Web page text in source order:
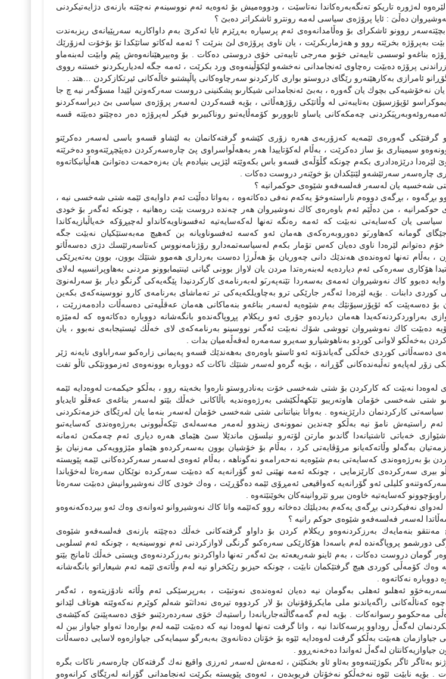
لەژورە تاریكو تەنگەبەرەكاندا نەتاسێت ، ودووەمیش بۆ ئەوەیە ئەم نووسینەم نەچێتە بازنەى دژایەتیكردنى
دەڵىَ : ئایا پرۆژەى سیاسی لەمە رونترو ئاشكراتر دەبێ ؟
روونو ئاشكراى بۆ وەڵامدانەوەى ئەم پرسیارە بەڕێزم ئایا ئەكرىَ بەم داواكاریە سەرپێیانەى ریزبەندت
بەپرۆژە بخرێتە روو و هەژماربكرێت ، یان ناوى پرۆژەى لێ بنرێت ؟ ئەمە لەكاتو ساتێكدا تۆ بۆخۆت لەزۆرێك
بناغەو ئوسسی تایبەتى خۆىو مەرجى تایبەتى خۆى دروستى دەكات . بۆ وەبیرهێنانەوەش پێم وابێت لەبنەماو
پرۆژە دەبێت رەچاوى ئەنجامدانى نەخشەو لێكۆڵینەوەى ورد بكرێت ، ئەمە جگە لەدیاریكردنو خستنە رووى
ئامرازى بەكارهێنەرو رێگاى دروستو بوارى كاركردنو سەرچاوەكانى پاڵپشتىو خاڵەكانى ئیرتكازكردن …هتد .
نەخۆشیەكى بچوك یان گەورە ، بەبێ ئەنجامدانى شیكارىو پشكنینى دروست سەركەوتن لێیدا مسۆگەر نیە چ جا
ئۆپۆزسیۆن بەتایبەتى لە وڵاتێكى رۆژهەڵاتى ، بۆیە قسەكردن لەسەر پرۆژەى سیاسی بێ دیراسەكردنو
چەمكەكانى یاساو ئابوورىو كۆمەڵایەتىو روناكبیرىو فیكر لەپرۆژە دەر دەچێتو دەبێتە قسە
گرفتێكى گەورەى ئێمەیە كەزۆربەى هەرە زۆرى كێشەو گرفتەكانمان بە لێشاو قسەو باسى لەسەر دەكرێتو
سیمینارى بۆ ساز دەكرێت ، بەڵام لەكۆتاییدا هەر بەهەڵواسراوى پێ چارەسەركردن دەپێچڕێتەوەو دەخرێتە
لێرەدا درێژەدادرى بكەم چونكە گڵۆڵەى قسەو باس بكەوێتە لێژیی بنیادەم یان بەزەحمەت دەتوانىَ هەڵیانبكاتەوە
چارەسەر سەرئێشەو لێتێكدان بۆ خوێنەر دروست دەكات .
شەخسیە یان لەسەر فەلسەفەو شێوەى حوكمرانیە ؟
بڕگەوە ، بڕگەى دووەم ناراستەوخۆ یەكەم نەفی دەكاتەوە ، بەواتا دەڵێت ئەم داوایەى ئێمە شتى شەخسی نیە ،
، من دەڵێم ئەم باوەرەى كاك نەوشیروان هەر چەندە دروست بێت رەهانیە ، چونكە ئەگەر بۆ خودى
یان كەسایەتى نەبێت كە ئەمە رەنگە تەنها لەكەسایەتیە ئەفسوناویەكانداو لەچیڕۆكە خەیاڵبازیەكاندا
گومانە كەهاورىَو دەوروبەرەكەى هەمان ئەو كەسە ئەفسوناویانە بن كەهیچ مەبەستێكیان نەبێت جگە
دەتوانم لێرەدا ناوى دەیان كەس تۆمار بكەم لەسیاسەتمەدارو رۆژنامەنووس كەتاسەرئێسك دژى دەسەڵاتو
، بەڵام تەنها ئەوەندەى هەندێك دانى چەوریان بۆ هەڵرژا دەست بەردارى هەموو شتێك بوون، بوون بەتەیرێكى
هۆكارى سەرەكى ئەم دیاردەیە لەبنەرەتدا مردن یان لاواز بوونى گیانى ئینتیمابوونو مردنى بەهاوپرانسیپە لەلاى
دەبوو كاك نەوشیروان ئەمەى بەسەردا تێنەپەرىَو لەبەرنامەى كاركردنیدا پێگەیەكى گرنگو دیار بۆ سەرلەنوىَ
كوردى دابنات . بۆیە لێرەدا ئەگەر جارێكى ترو بەچاویلكەیەكى تر تەماشاى بەرنامەى كارو نووسینەكەى بكەین
بۆ دەسەپێت كە ئۆپۆزسیۆنێك بەم شێوەیە لەسەر بناغەو بنەماكانى هەمان عەقڵیەتى دەسەڵات دادەمەزرێت ،
بەراوردكردنەكەیدا هەمان دیاردەو جۆرى ئەو ریكلام پڕوپاگەندەو بانگەشانە دووبارە دەكاتەوە كە لەمێژە
دەبێت كاك نەوشیروان تووشی شۆك نەبێت ئەگەر نووسینو بەرنامەكەى لاى خەڵك ئیستیجابەى نەبوو ، یان
بەخەڵكو لاوانى كوردو بەناهوشیارو سەیرو سەمەرە لەقەڵەمیان بدات .
حوكمرانى (16) ساڵەى دەسەڵاتى كوردى خەڵكى گەیاندۆتە ئەو ئاستو باوەرەى بەهەندێك قسەو پەیمانى زارەكىو سەراباوى نایەنە ژێر
زۆر لەپایەو تەڵبەندەكانى گۆڕانە ، بۆیە گرەو لەسەر شتێك ناكات كە دووبارە بوونەوەى ئەزموونێكى تاڵو تفت
لەوەدا نەبێت كە كاركردن بۆ شتى شەخسى خۆت بەنادروستو نارەوا بخەیتە روو ، بەڵكو حیكمەت لەوەدایە ئێمە
شتى شەخسى خۆمان هاوتەریبو تێكهەڵكێشى بەرژەوەندیە باڵاكانى خەڵك بێتو لەسەر بناغەى عەقڵو ئایدیاو
كاركردنمان دارێژینەوە . بەواتا بنیاتنانى شتى شەخسى خۆمان لەسەر بنەما یان لەرێگاى خزمەتكردنى
راستیەش نامۆ نیە بەڵكو چەندین نموونەى زیندوو لەمەر مەسەلەى تێكەڵبوونى بەرژەوەندى كەسایەتىو
خەباتى ئاشتیانەدا گاندىو مارتن لۆتەرو نیلسۆن ماندێلا سێ هێماى هەرە دیارى ئەم چەمكەن ئەمانە
بەگەلو وڵاتەكەیانو مرۆڤایەتى كرد ، بەڵام بۆ خۆشیان بوون بەسەركردەو هێماو مێژوویەكى مەزنیان بۆ
بۆ بەرژەوەندى كەسایەتى بەم شێوەیە نەحەرامەو نەگوناهە ، بەڵام ئەوەى لەسەر سەركردەكانى ئێمە پێویستە
بیرى سەركردەى كارێزمایى ، چونكە ئەمە نهێنى ئەو گۆرانەیە كە دەبێت سەركردە نوێكان سەرەتا لەخۆیاندا
كلیلى ئەو گۆرانەیە كەواقیعى ئەمڕۆى ئێمە دەگۆڕێت ، وەك خودى كاك نەوشیروانیش دەبێت سەرەتا
كەسایەتیە خاوەن بیرو تێروانینەكان بخوێنێتەوە .
نەفیكردنى بڕگەى یەكەم بەدیلێك دەخاتە روو كەئێمە واتا كاك نەوشیروانو ئەوانەى وەك ئەو بیردەكەنەوەو
لەسەر فەلسەفەو شێوەى حوكم رانیە ؟
مەنتقو بنەمایەك بەرزكردنەوەو ریكلام كردن بۆ داواو گرفتەكانى خەڵك دەچێتە بازنەى فەلسەفەو شێوەى
دورشمو پروپاگەندە لەم باسەدا هۆكارێكى سەرەكىو گرنگى لاوازكردنى ئەم نووسینەیە ، چونكە ئەم ئسلوبی
گومان دروست دەكات ، بەم ئاینو شەریعەتە بێ ئەگەر تەنها داواكردنو بەرزكردنەوەى ویستى خەڵك ئامانج بێتو
وەك كۆمەڵى كوردى هیچ گرفتێكمان نابێت ، چونكە حیزبو رێكخراو نیە لەم وڵاتەى ئێمە ئەم شیعاراتو بانگەشانە
دووبارە نەكاتەوە .
ئەهلىو ئەهلى بەگومان نیە دەیان ئەوەندەى نەوتبێت ، بەرپرسێكى ئەم وڵاتە نادۆزیتەوە ، ئەگەر
كەناڵەكانى راگەیاندنو ملى مایكرۆفۆنیان بۆ لار كردووە تیرەى نەداتىَو شەلم كوێرم نەكەوێتە هوتاف لێدانو
مەحكومو رسوانەكات . بۆیە لەم گەمەگاڵتەجاریانەدا راستیەك خۆى سەردەردێنىو خۆى دەسەپێنىَ كەكێشەى
لەگەڵ روداوو پرسەكاندا نیە ، واتا گرفت تەنها لەوەدا نیە كە دەبێت ئێمە لەم بوارەدا تەواو جیاواز بین لە
جیاوازمان هەبێت بەڵكو گرفت لەوەدایە ئێوە بۆ خۆتان دەتانەوىَ بەبەرگو سیمایەكى جیاوازەوە لاسایی دەسەڵات
لەگەڵ ئەواندا دەخەنەڕوو .
بەئاگر ئاگر بكوژێننەوەو بەئاو ئاو بخنكێنن ، ئەمەش لەسەر ئەرزى واقیع نەك گرفتەكان چارەسەر ناكات بگرە
. بۆیە نابێت ئێوە نەخەڵكو نەخۆتان فریوبدەن ، ئەوەى پێویستە بكرێت ئەنجامدانى گۆرانە لەرێگاى كرانەوەو